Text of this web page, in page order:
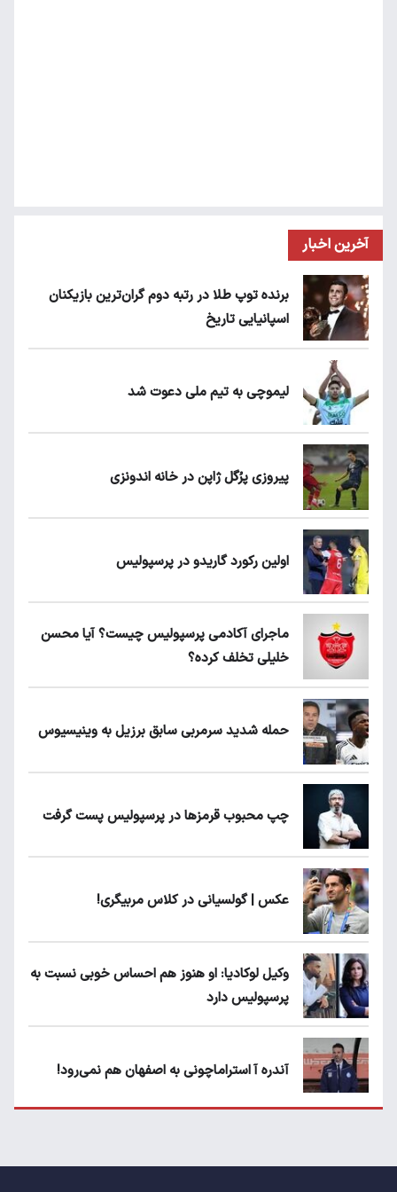
آخرین اخبار
برنده توپ طلا در رتبه دوم گران‌ترین بازیکنان
اسپانیایی تاریخ
لیموچی به تیم ملی دعوت شد
پیروزی پرُگل ژاپن در خانه اندونزی
اولین رکورد گاریدو در پرسپولیس
ماجرای آکادمی پرسپولیس چیست؟ آیا محسن
خلیلی تخلف کرده؟
حمله شدید سرمربی سابق برزیل به وینیسیوس
چپ محبوب قرمزها در پرسپولیس پست گرفت
عکس | گولسیانی در کلاس مربیگری!
وکیل لوکادیا: او هنوز هم احساس خوبی نسبت به
پرسپولیس دارد
آندره آ استراماچونی به اصفهان هم نمی‌رود!
حسن روی هوا!